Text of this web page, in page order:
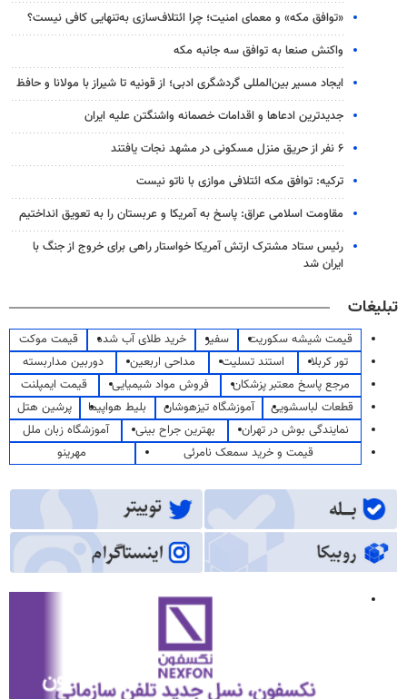
«توافق مکه» و معمای امنیت؛ چرا ائتلاف‌سازی به‌تنهایی کافی نیست؟
واکنش صنعا به توافق سه جانبه مکه
ایجاد مسیر بین‌المللی گردشگری ادبی؛ از قونیه تا شیراز با مولانا و حافظ
جدیدترین ادعاها و اقدامات خصمانه واشنگتن علیه ایران
۶ نفر از حریق منزل مسکونی در مشهد نجات یافتند
ترکیه: توافق مکه ائتلافی موازی با ناتو نیست
مقاومت اسلامی عراق: پاسخ به آمریکا و عربستان را به تعویق انداختیم
رئیس ستاد مشترک ارتش آمریکا خواستار راهی برای خروج از جنگ با
ایران شد
تبلیغات
قیمت شیشه سکوریت سفیر خرید طلای آب شده
قیمت موکت
تور کربلا
استند تسلیت مداحی اربعین
دوربین مداربسته
مرجع پاسخ معتبر پزشکان
فروش مواد شیمیایی
قیمت ایمپلنت
قطعات لباسشویی
آموزشگاه تیزهوشان بلیط هواپیما
پرشین هتل
نمایندگی بوش در تهران
بهترین جراح بینی
آموزشگاه زبان ملل
قیمت و خرید سمعک نامرئی
مهرینو